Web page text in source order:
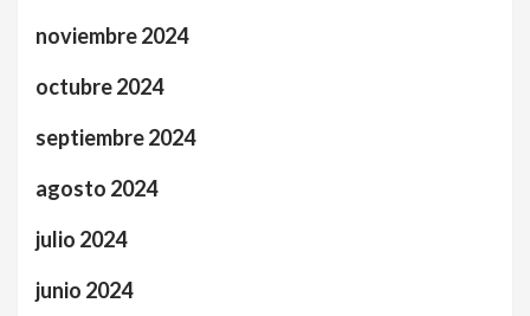
noviembre 2024
octubre 2024
septiembre 2024
agosto 2024
julio 2024
junio 2024